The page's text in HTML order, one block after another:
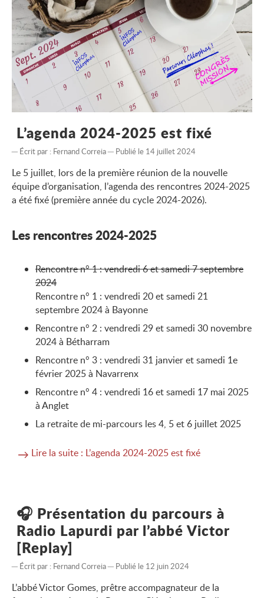
L’agenda 2024-2025 est fixé
Écrit par : Fernand Correia Publié le 14 juillet 2024
Le 5 juillet, lors de la première réunion de la nouvelle
équipe d’organisation, l’agenda des rencontres 2024-2025
a été fixé (première année du cycle 2024-2026).
Les rencontres 2024-2025
Rencontre n° 1 : vendredi 6 et samedi 7 septembre
2024
Rencontre n° 1 : vendredi 20 et samedi 21
septembre 2024 à Bayonne
Rencontre n° 2 : vendredi 29 et samedi 30 novembre
2024 à Bétharram
Rencontre n° 3 : vendredi 31 janvier et samedi 1e
février 2025 à Navarrenx
Rencontre n° 4 : vendredi 16 et samedi 17 mai 2025
à Anglet
La retraite de mi-parcours les 4, 5 et 6 juillet 2025
Lire la suite : L’agenda 2024-2025 est fixé
🎧 Présentation du parcours à
Radio Lapurdi par l’abbé Victor
[Replay]
Écrit par : Fernand Correia Publié le 12 juin 2024
L’abbé Victor Gomes, prêtre accompagnateur de la